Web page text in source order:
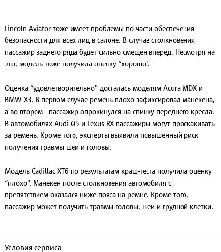
Lincoln Aviator тоже имеет проблемы по части обеспечения
безопасности для всех лиц в салоне. В случае столкновения
пассажир заднего ряда будет сильно смещен вперед. Несмотря на
это, модель тоже получила оценку “хорошо”.
Оценка “удовлетворительно” досталась моделям Acura MDX и
BMW X3. В первом случае ремень плохо зафиксировал манекена,
а во втором - пассажир опрокинулся на спинку переднего кресла.
В автомобилях Audi Q5 и Lexus RX пассажиры могут проскакивать
за ремень. Кроме того, эксперты выявили повышенный риск
получения травмы шеи и головы.
Модель Cadillac XT6 по результатам краш-теста получила оценку
“плохо”. Манекен после столкновения автомобиля с
препятствием оказался ниже пояса на ремне. Кроме того,
пассажир может получить травмы головы, шеи и грудной клетки.
Условия сервиса